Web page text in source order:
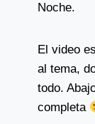
Noche.
El video
al tema,
todo.
completa